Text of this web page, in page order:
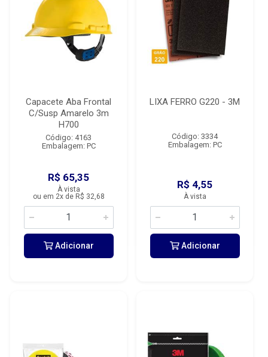
Capacete Aba Frontal
C/Susp Amarelo 3m
H700
Código: 4163
Embalagem: PC
R$ 65,35
À vista
ou em 2x de R$ 32,68
Adicionar
LIXA FERRO G220 - 3M
Código: 3334
Embalagem: PC
R$ 4,55
À vista
Adicionar